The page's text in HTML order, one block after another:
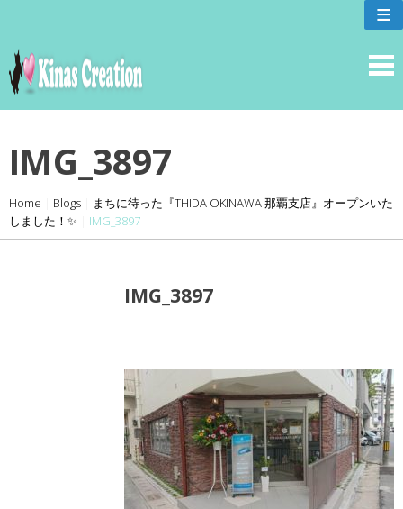
content
≡
IMG_3897
Home Blogs
まちに待った『THIDA OKINAWA 那覇支店』オープンいた
しました！✨
IMG_3897
IMG_3897